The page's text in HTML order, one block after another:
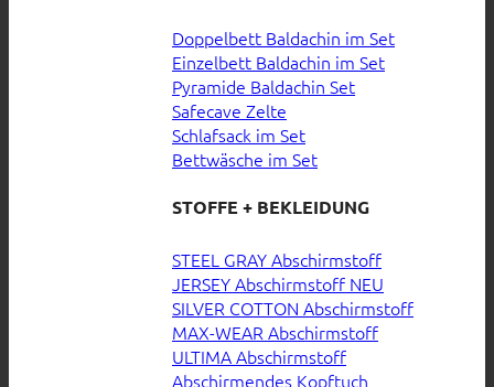
Doppelbett Baldachin im Set
Einzelbett Baldachin im Set
Pyramide Baldachin Set
Safecave Zelte
Schlafsack im Set
Bettwäsche im Set
STOFFE + BEKLEIDUNG
STEEL GRAY Abschirmstoff
JERSEY Abschirmstoff
SILVER COTTON Abschirmstoff
MAX-WEAR Abschirmstoff
ULTIMA Abschirmstoff
Abschirmendes Kopftuch